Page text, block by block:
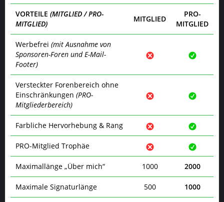
VORTEILE (MITGLIED / PRO-
MITGLIED)
MITGLIED
PRO-
MITGLIED
Werbefrei (mit Ausnahme von
Sponsoren-Foren und E-Mail-
Footer)
Versteckter Forenbereich ohne
Einschränkungen (PRO-
Mitgliederbereich)
Farbliche Hervorhebung & Rang
PRO-Mitglied Trophäe
Maximallänge „Über mich“ 1000 2000
Maximale Signaturlänge 500 1000